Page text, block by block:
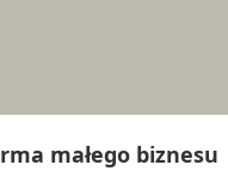
małego biznesu